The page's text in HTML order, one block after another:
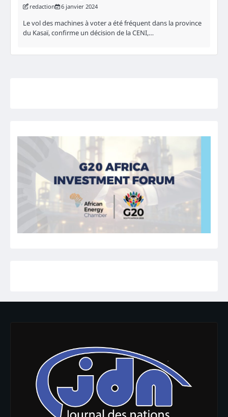
redaction 6 janvier 2024
Le vol des machines à voter a été fréquent dans la province
du Kasaï, confirme un décision de la CENI,…